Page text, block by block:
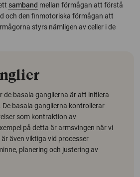
samband mellan förmågan att förstå
och den finmotoriska förmågan att
styrs nämligen av celler i de
de basala ganglierna är att initiera
De basala ganglierna kontrollerar
som kontraktion av
på detta är armsvingen när vi
även viktiga vid processer
planering och justering av